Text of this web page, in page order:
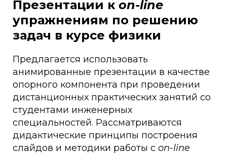
Презентации к on-line
упражнениям по решению
задач в курсе физики
Предлагается использовать
анимированные презентации в качестве
опорного компонента при проведении
дистанционных практических занятий со
студентами инженерных
специальностей. Рассматриваются
дидактические принципы построения
слайдов и методики работы с on-line